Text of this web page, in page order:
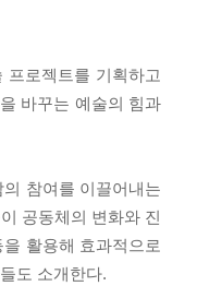
프로젝트를 기획하고
바꾸는 예술의 힘과
참여를 이끌어내는
공동체의 변화와 진
활용해 효과적으로
도 소개한다.